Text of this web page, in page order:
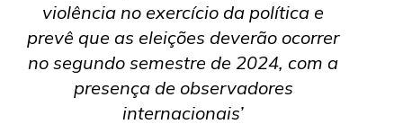
violência no exercício da política e
prevê que as eleições deverão ocorrer
no segundo semestre de 2024, com a
presença de observadores
internacionais’